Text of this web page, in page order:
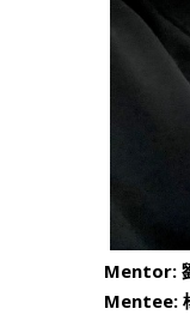
Mentor:
Mentee: